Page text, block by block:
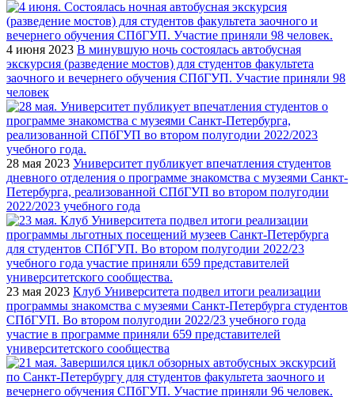
4 июня 2023 В минувшую ночь состоялась автобусная
экскурсия (разведение мостов) для студентов факультета
заочного и вечернего обучения СПбГУП. Участие приняли 98
человек
28 мая 2023 Университет публикует впечатления студентов
дневного отделения о программе знакомства с музеями Санкт-
Петербурга, реализованной СПбГУП во втором полугодии
2022/2023 учебного года
23 мая 2023 Клуб Университета подвел итоги реализации
программы знакомства с музеями Санкт-Петербурга студентов
СПбГУП. Во втором полугодии 2022/23 учебного года
участие в программе приняли 659 представителей
университетского сообщества